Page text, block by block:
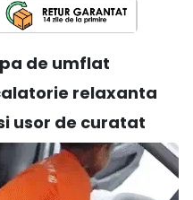
de umflat
relaxanta
usor de curatat